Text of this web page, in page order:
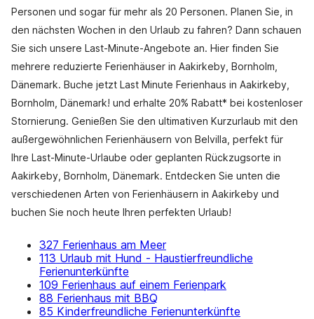
Personen und sogar für mehr als 20 Personen. Planen Sie, in
den nächsten Wochen in den Urlaub zu fahren? Dann schauen
Sie sich unsere Last-Minute-Angebote an. Hier finden Sie
mehrere reduzierte Ferienhäuser in Aakirkeby, Bornholm,
Dänemark. Buche jetzt Last Minute Ferienhaus in Aakirkeby,
Bornholm, Dänemark! und erhalte 20% Rabatt* bei kostenloser
Stornierung. Genießen Sie den ultimativen Kurzurlaub mit den
außergewöhnlichen Ferienhäusern von Belvilla, perfekt für
Ihre Last-Minute-Urlaube oder geplanten Rückzugsorte in
Aakirkeby, Bornholm, Dänemark. Entdecken Sie unten die
verschiedenen Arten von Ferienhäusern in Aakirkeby und
buchen Sie noch heute Ihren perfekten Urlaub!
327 Ferienhaus am Meer
113 Urlaub mit Hund - Haustierfreundliche
Ferienunterkünfte
109 Ferienhaus auf einem Ferienpark
88 Ferienhaus mit BBQ
85 Kinderfreundliche Ferienunterkünfte